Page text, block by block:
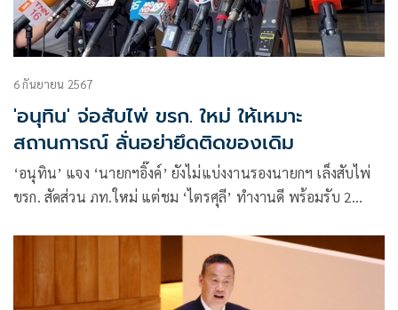
6 กันยายน 2567
'อนุทิน' จ่อสับไพ่ ขรก. ใหม่ ให้เหมาะ
สถานการณ์ ลั่นอย่ายึดติดของเดิม
‘อนุทิน’ แจง ‘นายกฯอิ๊งค์’ ยังไม่แบ่งงานรองนายกฯ เล็งสับไพ่
ขรก. สัดส่วน ภท.ใหม่ แต่ชม ‘ไตรศุลี’ ทำงานดี พร้อมรับ 2